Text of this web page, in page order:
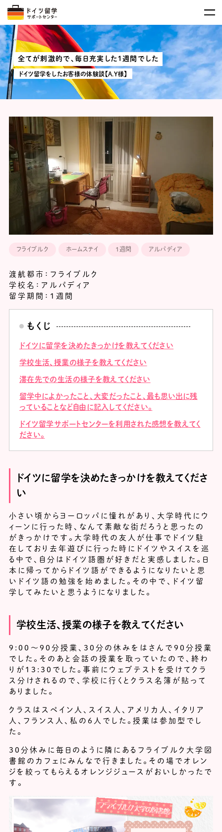
全てが刺激的で、毎日充実した１週間でした
ドイツ留学をしたお客様の体験談【A.Y様】
フライブルク ホームステイ １週間 アルパディア
渡航都市：フライブルク
学校名：アルパディア
留学期間：１週間
もくじ
ドイツに留学を決めたきっかけを教えてください
学校生活、授業の様子を教えてください
滞在先での生活の様子を教えてください
留学中によかったこと、大変だったこと、最も思い出に残
っていることなど自由に記入してください。
ドイツ留学サポートセンターを利用された感想を教えてく
ださい。
ドイツに留学を決めたきっかけを教えてくださ
い
小さい頃からヨーロッパに憧れがあり、大学時代にウ
ィーンに行った時、なんて素敵な街だろうと思ったの
がきっかけです。大学時代の友人が仕事でドイツ駐
在しており去年遊びに行った時にドイツやスイスを巡
る中で、自分はドイツ語圏が好きだと実感しました。日
本に帰ってからドイツ語ができるようになりたいと思
いドイツ語の勉強を始めました。その中で、ドイツ留
学してみたいと思うようになりました。
学校生活、授業の様子を教えてください
9:00～90分授業、30分の休みをはさんで90分授業
でした。そのあと会話の授業を取っていたので、終わ
りが13:30でした。事前にウェブテストを受けてクラ
ス分けされるので、学校に行くとクラス名簿が貼って
ありました。
クラスはスペイン人、スイス人、アメリカ人、イタリア
人、フランス人、私の６人でした。授業は参加型でし
た。
30分休みに毎日のように隣にあるフライブルク大学図
書館のカフェにみんなで行きました。その場でオレン
ジを絞ってもらえるオレンジジュースがおいしかったで
す。